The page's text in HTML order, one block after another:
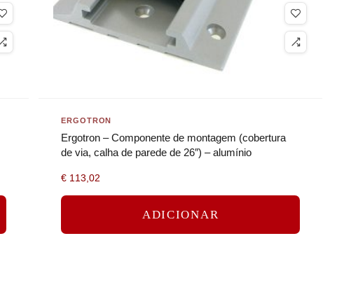
ERGOTRON
Ergotron – Componente de montagem (cobertura
de via, calha de parede de 26″) – alumínio
€ 113,02
ADICIONAR